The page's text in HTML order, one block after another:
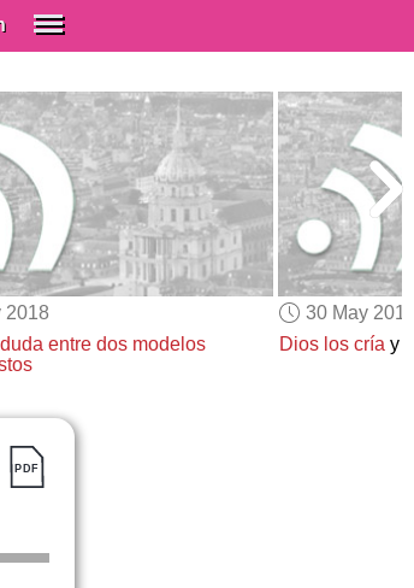
Spanish (Spain)
Spanish (Latino)
SUBSCRIBE
EDUCATIONAL LICENSES
GIFT CARDS
OTHER LANGUAGES
2018
duda entre dos modelos
30 May
Dios los cría y